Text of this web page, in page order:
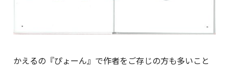
かえるの『ぴょーん』で作者をご存じの方も多いこと